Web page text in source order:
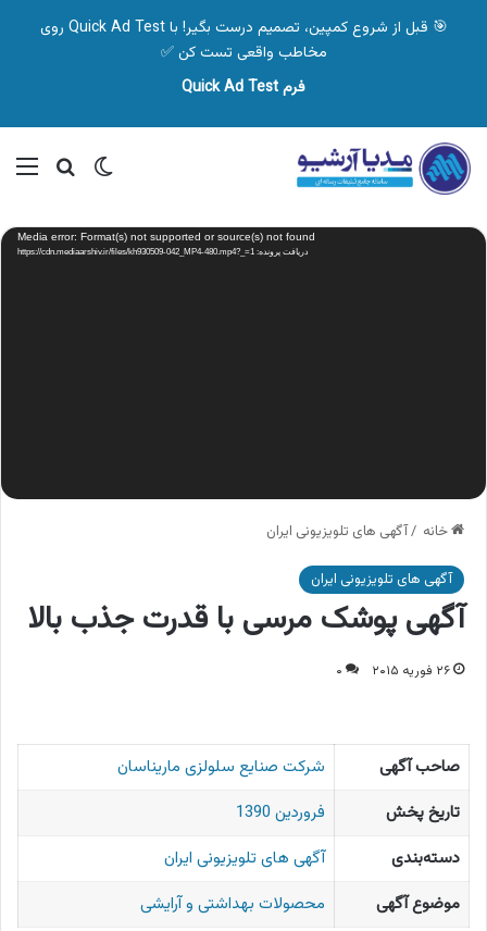
🎯 قبل از شروع کمپین، تصمیم درست بگیر! با Quick Ad Test روی
مخاطب واقعی تست کن ✅
فرم Quick Ad Test
تغییر پوسته
نمایشگر
ویدیو Media error: Format(s) not supported or source(s) not found
دریافت پرونده: https://cdn.mediaarshiv.ir/files/kh930509-042_MP4-480.mp4?_=1
خانه /آگهی های تلویزیونی ایران
آگهی های تلویزیونی ایران
آگهی پوشک مرسی با قدرت جذب بالا
۲۶ فوریه ۲۰۱۵ ۰
صاحب آگهی
شركت صنایع سلولزی ماریناسان
تاریخ پخش
فروردین 1390
دسته‌بندی
آگهی های تلویزیونی ایران
موضوع آگهی
محصولات بهداشتی و آرایشی